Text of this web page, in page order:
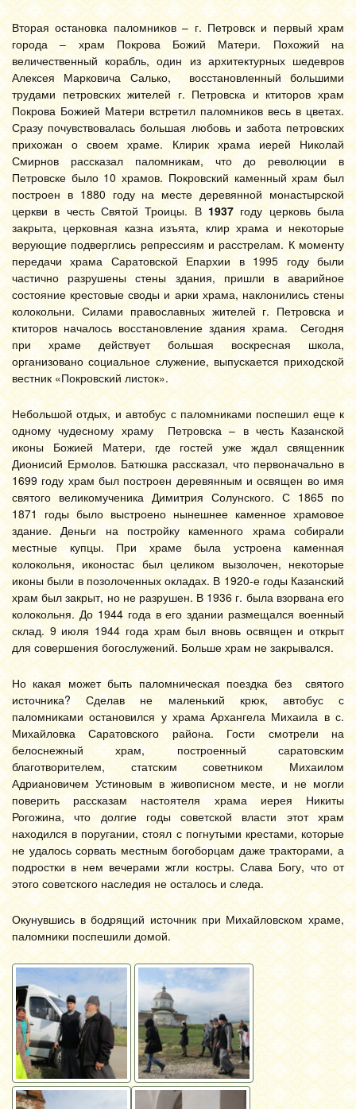
Вторая остановка паломников – г. Петровск и первый храм
города – храм Покрова Божий Матери. Похожий на
величественный корабль, один из архитектурных шедевров
Алексея Марковича Салько, восстановленный большими
трудами петровских жителей г. Петровска и ктиторов храм
Покрова Божией Матери встретил паломников весь в цветах.
Сразу почувствовалась большая любовь и забота петровских
прихожан о своем храме. Клирик храма иерей Николай
Смирнов рассказал паломникам, что до революции в
Петровске было 10 храмов. Покровский каменный храм был
построен в 1880 году на месте деревянной монастырской
церкви в честь Святой Троицы. В 1937 году церковь была
закрыта, церковная казна изъята, клир храма и некоторые
верующие подверглись репрессиям и расстрелам. К моменту
передачи храма Саратовской Епархии в 1995 году были
частично разрушены стены здания, пришли в аварийное
состояние крестовые своды и арки храма, наклонились стены
колокольни. Силами православных жителей г. Петровска и
ктиторов началось восстановление здания храма. Сегодня
при храме действует большая воскресная школа,
организовано социальное служение, выпускается приходской
вестник «Покровский листок».
Небольшой отдых, и автобус с паломниками поспешил еще к
одному чудесному храму Петровска – в честь Казанской
иконы Божией Матери, где гостей уже ждал священник
Дионисий Ермолов. Батюшка рассказал, что первоначально в
1699 году храм был построен деревянным и освящен во имя
святого великомученика Димитрия Солунского. С 1865 по
1871 годы было выстроено нынешнее каменное храмовое
здание. Деньги на постройку каменного храма собирали
местные купцы. При храме была устроена каменная
колокольня, иконостас был целиком вызолочен, некоторые
иконы были в позолоченных окладах. В 1920-е годы Казанский
храм был закрыт, но не разрушен. В 1936 г. была взорвана его
колокольня. До 1944 года в его здании размещался военный
склад. 9 июля 1944 года храм был вновь освящен и открыт
для совершения богослужений. Больше храм не закрывался.
Но какая может быть паломническая поездка без святого
источника? Сделав не маленький крюк, автобус с
паломниками остановился у храма Архангела Михаила в с.
Михайловка Саратовского района. Гости смотрели на
белоснежный храм, построенный саратовским
благотворителем, статским советником Михаилом
Адриановичем Устиновым в живописном месте, и не могли
поверить рассказам настоятеля храма иерея Никиты
Рогожина, что долгие годы советской власти этот храм
находился в поругании, стоял с погнутыми крестами, которые
не удалось сорвать местным богоборцам даже тракторами, а
подростки в нем вечерами жгли костры. Слава Богу, что от
этого советского наследия не осталось и следа.
Окунувшись в бодрящий источник при Михайловском храме,
паломники поспешили домой.